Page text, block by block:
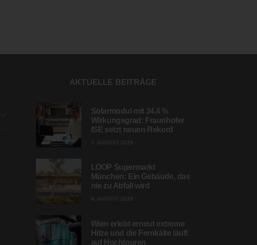
AKTUELLE BEITRÄGE
Solarmodul mit 34,4 %
Wirkungsgrad: Fraunhofer
ISE setzt neuen Rekord
LOOP Supermarkt
München: Ein Gebäude, das
nie zu Abfall wird
Wien erlebt erneut extreme
Hitze und die Fernkälte läuft
auf Hochtouren